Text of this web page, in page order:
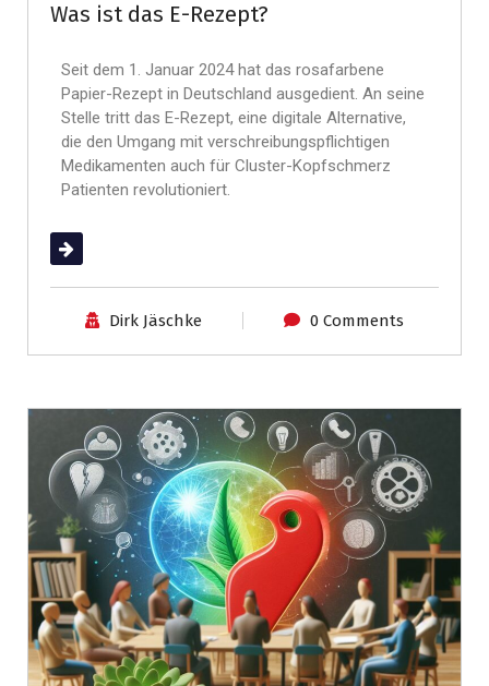
Was ist das E-Rezept?
Seit dem 1. Januar 2024 hat das rosafarbene
Papier-Rezept in Deutschland ausgedient. An seine
Stelle tritt das E-Rezept, eine digitale Alternative,
die den Umgang mit verschreibungspflichtigen
Medikamenten auch für Cluster-Kopfschmerz
Patienten revolutioniert.
(mehr …)
Dirk Jäschke 0 Comments